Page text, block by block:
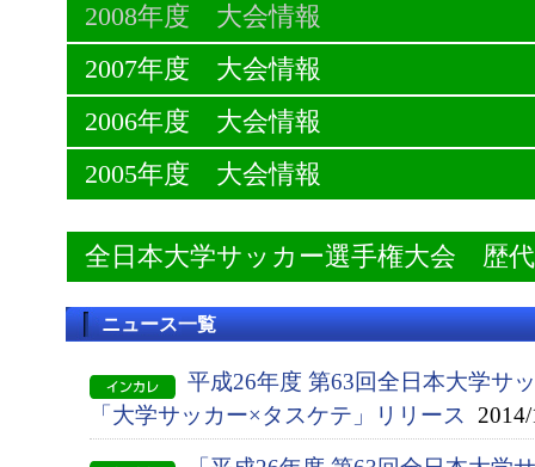
2008年度 大会情報
2007年度 大会情報
2006年度 大会情報
2005年度 大会情報
全日本大学サッカー選手権大会 歴
ニュース一覧
平成26年度 第63回全日本大学サ
「大学サッカー×タスケテ」リリース